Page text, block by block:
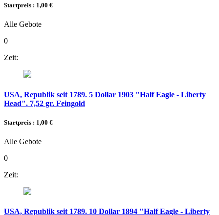
Startpreis : 1,00 €
Alle Gebote
0
Zeit:
USA, Republik seit 1789. 5 Dollar 1903 "Half Eagle - Liberty
Head". 7,52 gr. Feingold
Startpreis : 1,00 €
Alle Gebote
0
Zeit:
USA, Republik seit 1789. 10 Dollar 1894 "Half Eagle - Liberty